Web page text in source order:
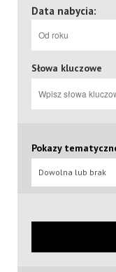
Data nabycia:
Słowa kluczowe
Pokazy
Dowolna lub brak